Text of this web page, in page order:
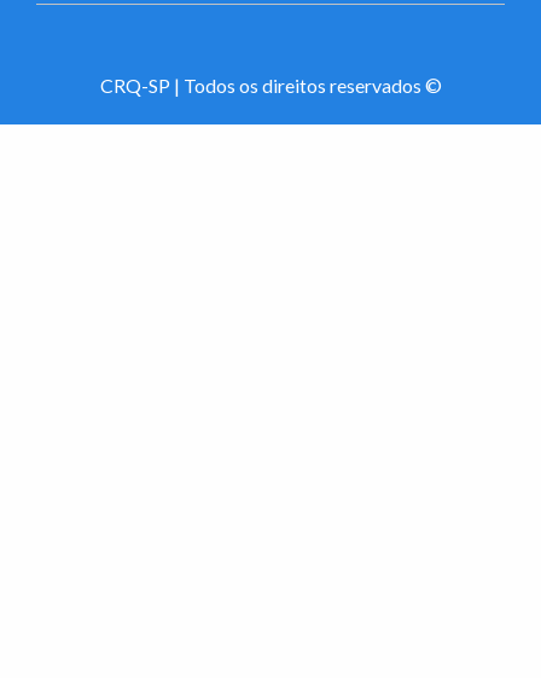
CRQ-SP | Todos os direitos reservados ©